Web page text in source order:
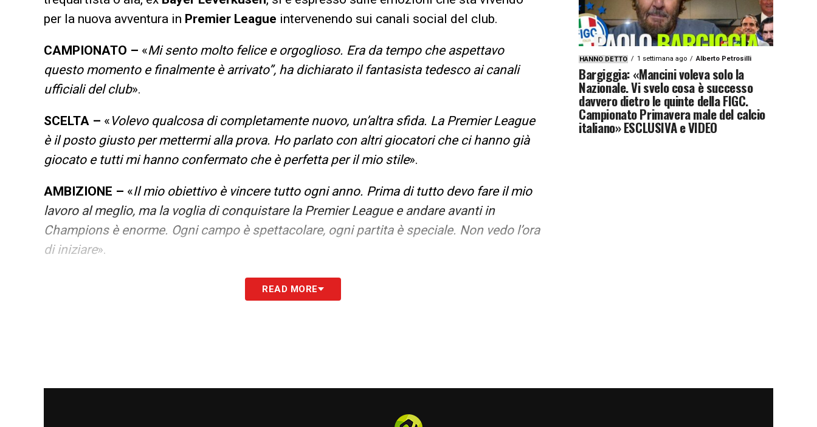
per la nuova avventura in Premier League intervenendo sui canali social del club.
CAMPIONATO – «Mi sento molto felice e orgoglioso. Era da tempo che aspettavo
questo momento e finalmente è arrivato”, ha dichiarato il fantasista tedesco ai canali
ufficiali del club».
SCELTA – « Volevo qualcosa di completamente nuovo, un’altra sfida. La Premier League
è il posto giusto per mettermi alla prova. Ho parlato con altri giocatori che ci hanno già
giocato e tutti mi hanno confermato che è perfetta per il mio stile».
AMBIZIONE – «Il mio obiettivo è vincere tutto ogni anno. Prima di tutto devo fare il mio
lavoro al meglio, ma la voglia di conquistare la Premier League e andare avanti in
Champions è enorme. Ogni campo è spettacolare, ogni partita è speciale. Non vedo l’ora
di iniziare».
LA PLAYLIST DELLE NOSTRE TOP NEWSREAD MORE
HANNO DETTO 1 settimana ago Alberto Petrosilli
Bargiggia: «Mancini voleva solo la
Nazionale. Vi svelo cosa è successo
davvero dietro le quinte della FIGC.
Campionato Primavera male del calcio
italiano» ESCLUSIVA e VIDEO